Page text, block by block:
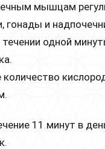
мышцам
гонады и
одной
11 минут в